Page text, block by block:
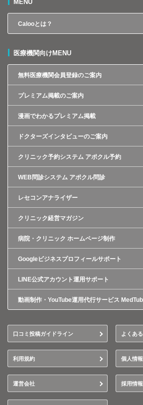
MENU
Calooとは？
医療機関向けMENU
無料医療機関会員登録のご案内
プレミアム掲載のご案内
漫画でわかるプレミアム掲載
ドクターズインタビューのご案内
クリニック予約システム アポクル予約
WEB問診システム アポクル問診
レセコンアナライザー
クリニック経営マガジン
病院・クリニック ホームページ制作
Googleビジネスプロフィールサポート
LINE公式アカウント運用サポート
動画制作・YouTube運用代行サービス
口コミ投稿ガイドライン よくあ
利用規約 個人情
運営会社 採用情報